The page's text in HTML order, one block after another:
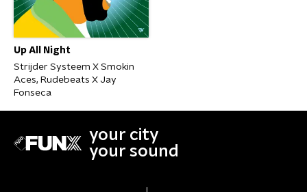
Up All Night
Strijder Systeem X Smokin
Aces, Rudebeats X Jay
Fonseca
your city
your sound